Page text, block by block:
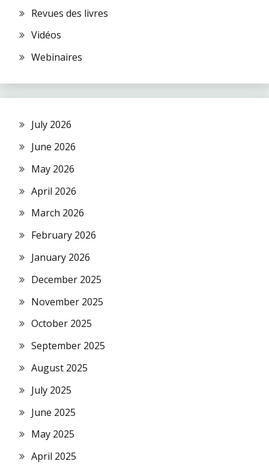
Revues des livres
Vidéos
Webinaires
July 2026
June 2026
May 2026
April 2026
March 2026
February 2026
January 2026
December 2025
November 2025
October 2025
September 2025
August 2025
July 2025
June 2025
May 2025
April 2025